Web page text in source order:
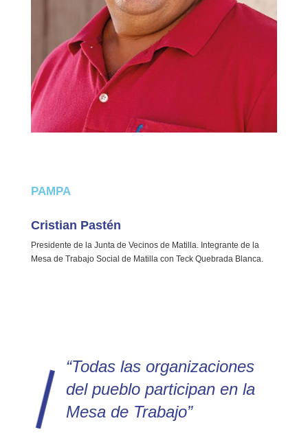
PAMPA
Cristian Pastén
Presidente de la Junta de Vecinos de Matilla. Integrante de la
Mesa de Trabajo Social de Matilla con Teck Quebrada Blanca.
“Todas las organizaciones
del pueblo participan en la
Mesa de Trabajo”